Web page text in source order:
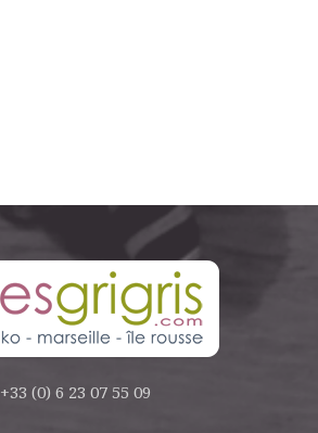
+33 (0) 6 23 07 55 09